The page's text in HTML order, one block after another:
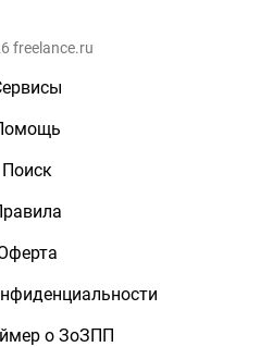
freelance.ru
Поиск
о ЗоЗПП